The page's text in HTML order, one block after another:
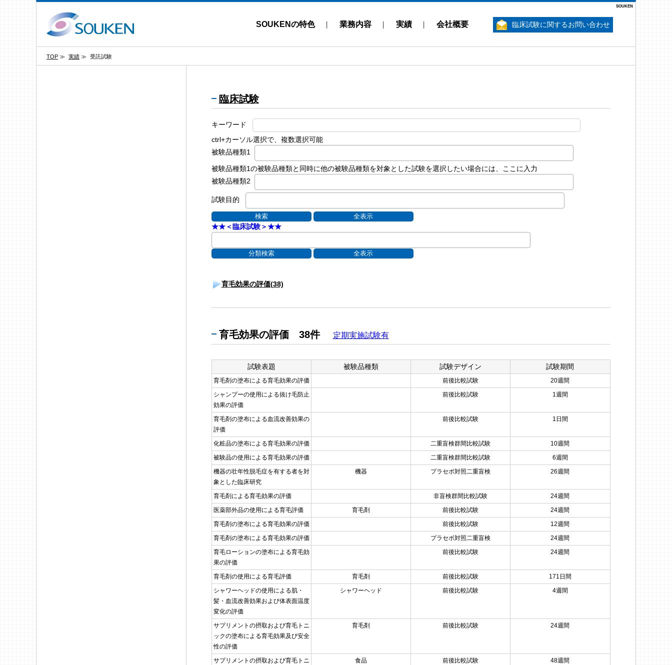
SOUKEN
SOUKENの特色 業務内容 実績 会社概要 臨床試験に関するお問い合わせ
TOP ≫ 実績 ≫ 受託試験
臨床試験
キーワード
ctrl+カーソル選択で、複数選択可能
被験品種類1
被験品種類1の被験品種類と同時に他の被験品種類を対象とした試験を選択したい場合には、ここに入力
被験品種類2
試験目的
★★＜臨床試験＞★★
育毛効果の評価(38)
育毛効果の評価 38件 定期実施試験有
試験表題 被験品種類 試験デザイン 試験期間
育毛剤の塗布による育毛効果の評価 前後比較試験
20週間
シャンプーの使用による抜け毛防止
効果の評価
前後比較試験 1週間
育毛剤の塗布による血流改善効果の
評価
前後比較試験 1日間
化粧品の塗布による育毛効果の評価 二重盲検群間比較試験
10週間
被験品の使用による育毛効果の評価
二重盲検群間比較試験
6週間
機器の壮年性脱毛症を有する者を対
象とした臨床研究
機器 プラセボ対照二重盲検 26週間
育毛剤による育毛効果の評価 非盲検群間比較試験
24週間
医薬部外品の使用による育毛評価
育毛剤 前後比較試験
24週間
育毛剤の塗布による育毛効果の評価
前後比較試験
12週間
育毛剤の塗布による育毛効果の評価
プラセボ対照二重盲検
24週間
育毛ローションの塗布による育毛効
果の評価
前後比較試験 24週間
育毛剤の使用による育毛評価 育毛剤 前後比較試験
171日間
シャワーヘッドの使用による肌・
髪・血流改善効果および体表面温度
変化の評価
シャワーヘッド 前後比較試験 4週間
サプリメントの摂取および育毛トニ
ックの塗布による育毛効果及び安全
性の評価
育毛剤 前後比較試験 24週間
サプリメントの摂取および育毛トニ
食品 前後比較試験 48週間